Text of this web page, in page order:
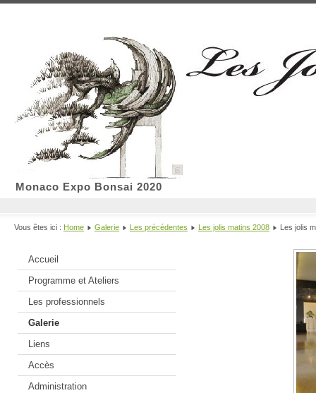
Monaco Expo Bonsai 2020
Vous êtes ici : Home Galerie Les précédentes Les jolis matins 2008 Les jolis
Accueil
Programme et Ateliers
Les professionnels
Galerie
Liens
Accès
Administration